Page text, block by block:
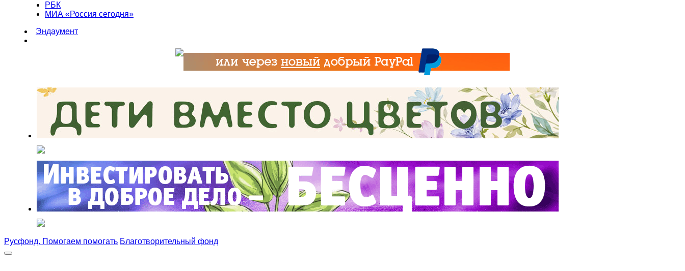
РБК
МИА «Россия сегодня»
Эндаумент
Русфонд. Помогаем помогать Благотворительный фонд